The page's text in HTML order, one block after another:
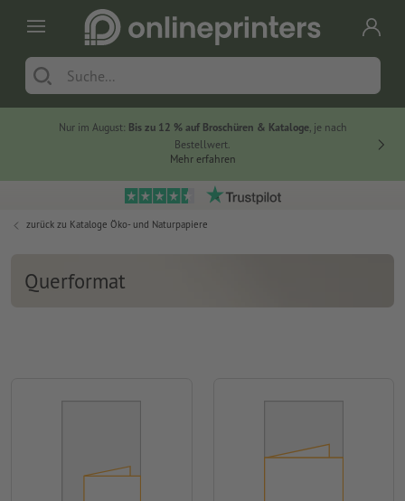
Nur im August: Bis zu 12 % auf Broschüren & Kataloge, je nach
Bestellwert.
Mehr erfahren
zurück zu Kataloge Öko- und Naturpapiere
Querformat